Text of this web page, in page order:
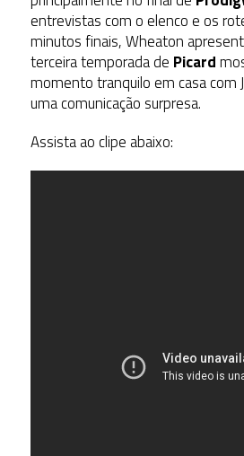
entrevistas com o elenco e os
minutos finais,Wheaton
terceira temporada de Picard
momento tranquilo em casa com
uma comunicação surpresa.
Assista ao clipe abaixo: